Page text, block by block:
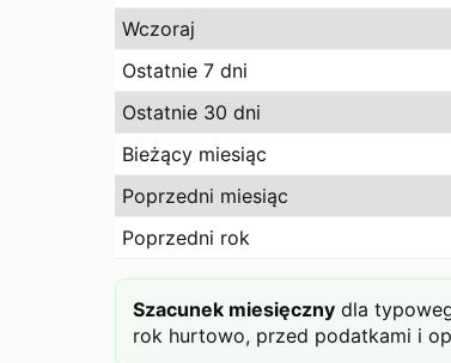
Wczoraj
Ostatnie 7 dni
Ostatnie 30 dni
Bieżący miesiąc
Poprzedni miesiąc
Poprzedni rok
Szacunek miesięczny dla
rok hurtowo, przed podatkami i